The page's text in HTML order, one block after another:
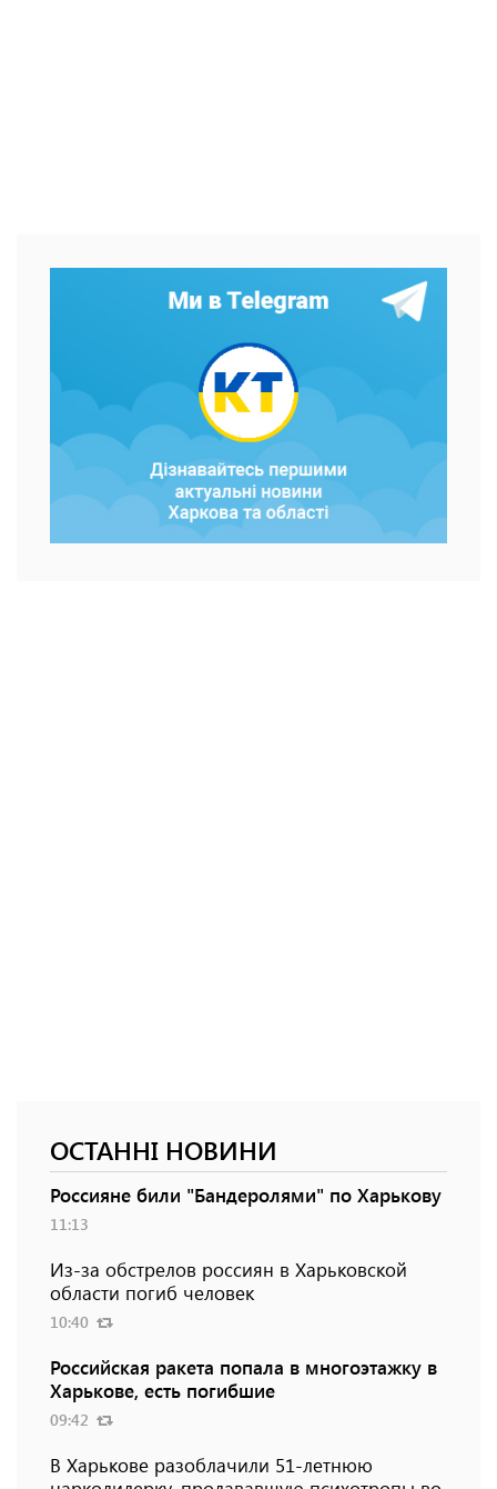
ОСТАННІ НОВИНИ
Россияне били "Бандеролями" по Харькову
11:13
Из-за обстрелов россиян в Харьковской
области погиб человек
10:40
Российская ракета попала в многоэтажку в
Харькове, есть погибшие
09:42
В Харькове разоблачили 51-летнюю